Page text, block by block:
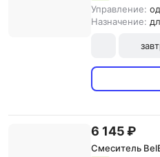
Управление:
Назначение:
6 145 ₽
Смеситель